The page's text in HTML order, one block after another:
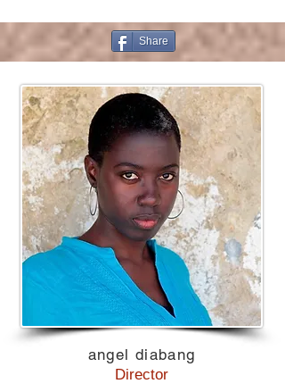
Share
angel diabang
Director